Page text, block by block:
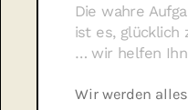
Die wahre
ist es, glücklich
… wir helfen
Wir werden